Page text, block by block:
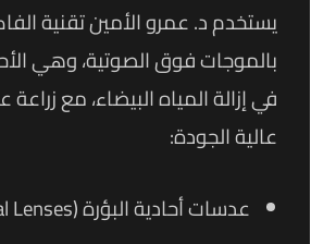
يستخدم د. عمرو الأمين تقنية
بالموجات فوق الصوتية، وهي
في إزالة المياه البيضاء، مع
عالية الجودة:
عدسات أحادية البؤرة (Monofocal Lenses)